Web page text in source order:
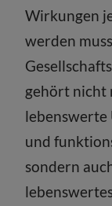
Wirkungen
werden
gehört nicht
und
sondern